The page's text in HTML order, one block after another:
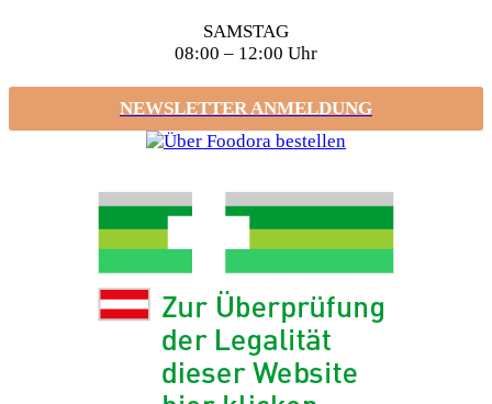
SAMSTAG
08:00 – 12:00 Uhr
NEWSLETTER ANMELDUNG